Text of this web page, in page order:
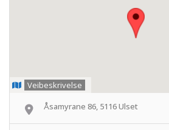
Veibeskrivelse
Åsamyrane 86, 5116 Ulset